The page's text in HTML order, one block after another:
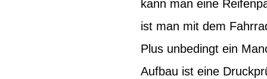
kann man eine
ist man mit dem
Plus unbedingt ein
Aufbau ist eine